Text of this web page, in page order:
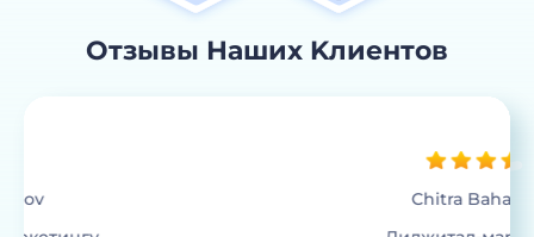
Отзывы Наших Kлиентов